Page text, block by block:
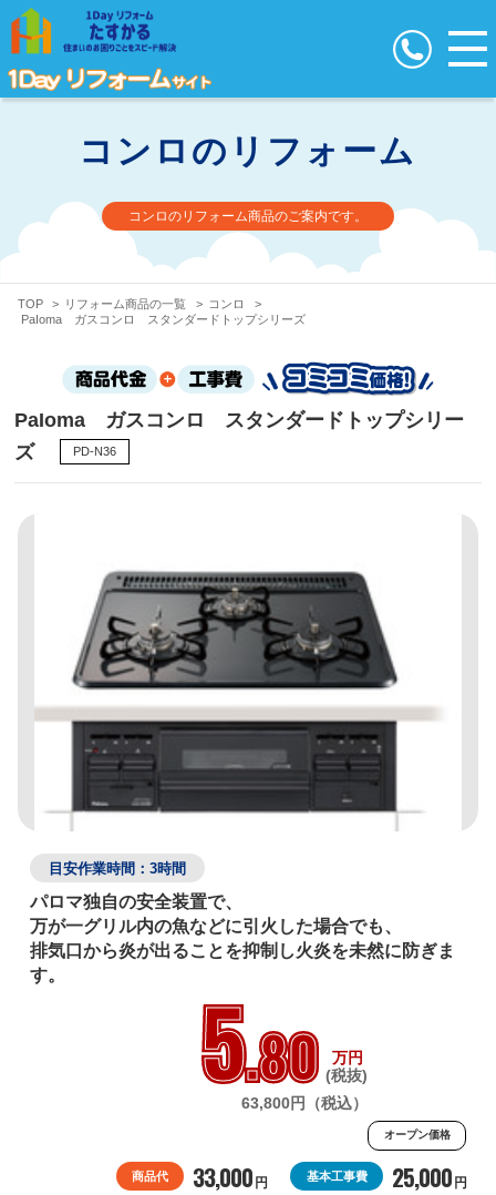
コンロのリフォーム
コンロのリフォーム商品のご案内です。
TOP > リフォーム商品の一覧 > コンロ
>
PaIoma ガスコンロ スタンダードトップシリーズ
PaIoma ガスコンロ スタンダードトップシリー
ズ
PD-N36
目安作業時間：3時間
パロマ独自の安全装置で、
万が一グリル内の魚などに引火した場合でも、
排気口から炎が出ることを抑制し火炎を未然に防ぎま
す。
5.80
万円
(税抜)
63,800円（税込）
オープン価格
商品代 33,000 円 基本工事費 25,000 円